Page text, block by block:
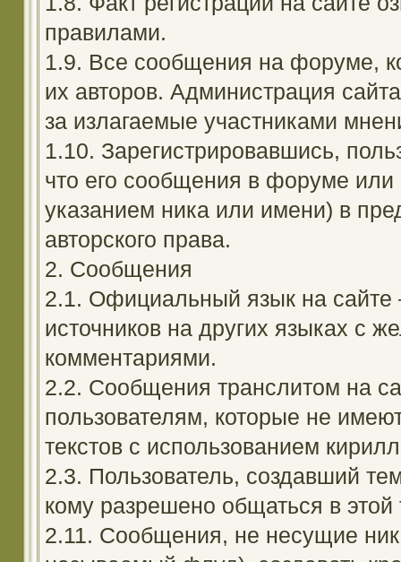
правилами.
1.9. Все сообщения на форуме,
их авторов. Администрация
за излагаемые участниками
1.10. Зарегистрировавшись,
что его сообщения в форуме или
указанием ника или имени) в
авторского права.
2. Сообщения
2.1. Официальный язык на сайте
источников на других языках с
комментариями.
2.2. Сообщения транслитом на
пользователям, которые не
текстов с использованием
2.3. Пользователь, создавший
кому разрешено общаться в
2.11. Сообщения, не несущие